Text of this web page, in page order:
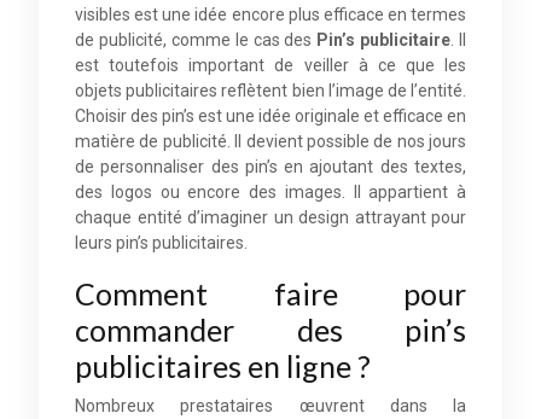
visibles est une idée encore plus efficace en termes
de publicité, comme le cas des Pin’s publicitaire
est toutefois important de veiller à ce que les
objets publicitaires reflètent bien l’image de l’entité.
Choisir des pin’s est une idée originale et efficace en
matière de publicité. Il devient possible de nos jours
de personnaliser des pin’s en ajoutant des textes,
des logos ou encore des images. Il appartient à
chaque entité d’imaginer un design attrayant pour
leurs pin’s publicitaires.
Comment faire pour
commander des pin’s
publicitaires en ligne ?
Nombreux prestataires œuvrent dans la